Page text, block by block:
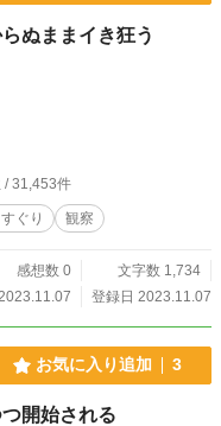
ぬままイき狂う
/ 31,453件
すぐり 観察
感想数 0
文字数 1,734
登録日 2023.11.07
お気に入り追加 3
開始される